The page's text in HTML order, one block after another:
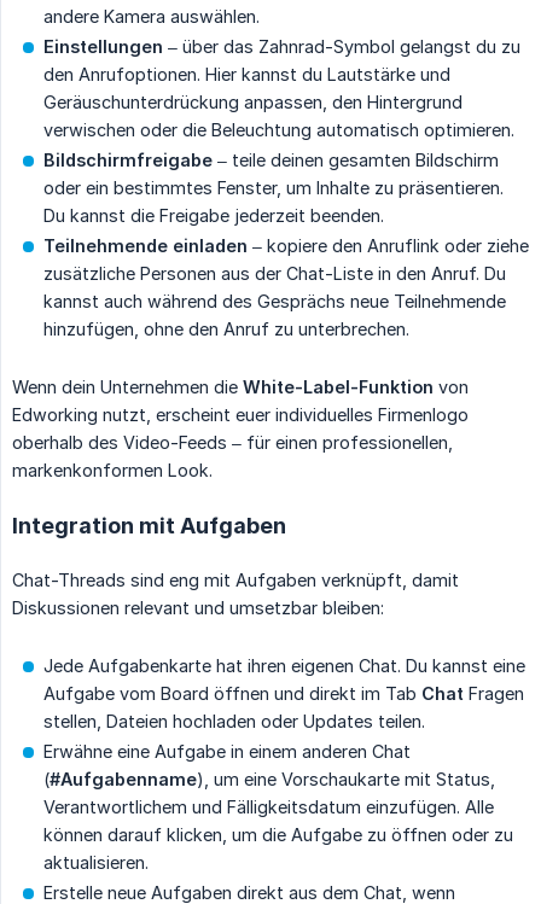
andere Kamera auswählen.
Einstellungen – über das Zahnrad-Symbol gelangst du zu
den Anrufoptionen. Hier kannst du Lautstärke und
Geräuschunterdrückung anpassen, den Hintergrund
verwischen oder die Beleuchtung automatisch optimieren.
Bildschirmfreigabe – teile deinen gesamten Bildschirm
oder ein bestimmtes Fenster, um Inhalte zu präsentieren.
Du kannst die Freigabe jederzeit beenden.
Teilnehmende einladen – kopiere den Anruflink oder ziehe
zusätzliche Personen aus der Chat-Liste in den Anruf. Du
kannst auch während des Gesprächs neue Teilnehmende
hinzufügen, ohne den Anruf zu unterbrechen.
Wenn dein Unternehmen die White-Label-Funktion von
Edworking nutzt, erscheint euer individuelles Firmenlogo
oberhalb des Video-Feeds – für einen professionellen,
markenkonformen Look.
Integration mit Aufgaben
Chat-Threads sind eng mit Aufgaben verknüpft, damit
Diskussionen relevant und umsetzbar bleiben:
Jede Aufgabenkarte hat ihren eigenen Chat. Du kannst eine
Aufgabe vom Board öffnen und direkt im Tab Chat Fragen
stellen, Dateien hochladen oder Updates teilen.
Erwähne eine Aufgabe in einem anderen Chat
(#Aufgabenname), um eine Vorschaukarte mit Status,
Verantwortlichem und Fälligkeitsdatum einzufügen. Alle
können darauf klicken, um die Aufgabe zu öffnen oder zu
aktualisieren.
Erstelle neue Aufgaben direkt aus dem Chat, wenn